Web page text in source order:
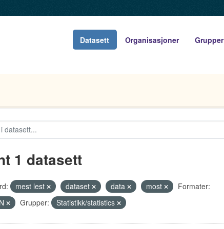
Datasett Organisasjoner Grupper
1 datasett
mest lest dataset data most
Formater:
Grupper: Statistikk/statistics